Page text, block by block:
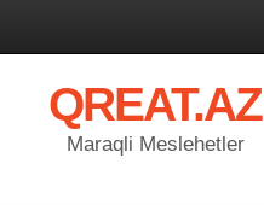
QREAT.AZ
Maraqli Meslehetler